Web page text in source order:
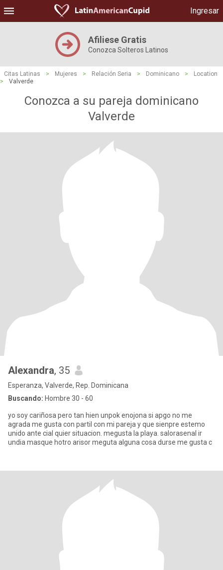
Ingresar
Afiliese Gratis
Conozca Solteros Latinos
Citas Latinas > Mujeres > Relación Seria > Dominicano >
Location
>
Valverde
Conozca a su pareja dominicano
Valverde
Alexandra, 35
Esperanza, Valverde, Rep. Dominicana
Buscando: Hombre 30 - 60
yo soy cariñosa pero tan hien unpok enojona si apgo no me
agrada me gusta con partil con mi pareja y que sienpre estemo
unido ante cial quier situacion. megusta la playa. salorasenal ir
undia masque hotro arisor meguta alguna cosa durse me gusta c